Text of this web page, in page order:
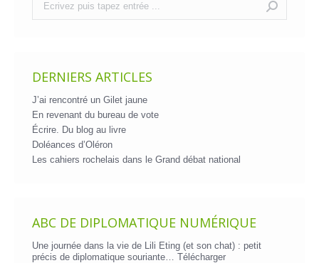
DERNIERS ARTICLES
J’ai rencontré un Gilet jaune
En revenant du bureau de vote
Écrire. Du blog au livre
Doléances d’Oléron
Les cahiers rochelais dans le Grand débat national
ABC DE DIPLOMATIQUE NUMÉRIQUE
Une journée dans la vie de Lili Eting (et son chat) : petit
précis de diplomatique souriante… Télécharger